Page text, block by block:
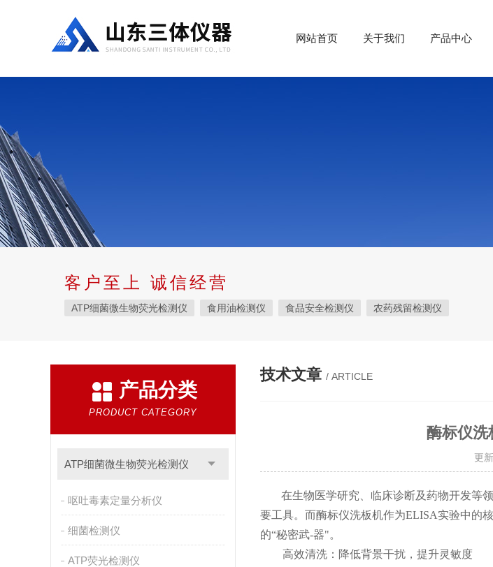
网站首页 关于我们 产品中心
客户至上 诚信经营
ATP细菌微生物荧光检测仪 食用油检测仪 食品安全检测仪 农药残留检测仪
产品分类
PRODUCT CATEGORY
ATP细菌微生物荧光检测仪
呕吐毒素定量分析仪
细菌检测仪
ATP荧光检测仪
技术文章 / ARTICLE
酶标仪洗
更
在生物医学研究、临床诊断及药物开发等
要工具。而酶标仪洗板机作为ELISA实验中的
的“秘密武-器"。
高效清洗：降低背景干扰，提升灵敏度